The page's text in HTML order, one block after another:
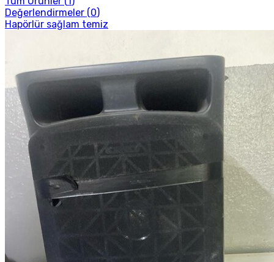
Değerlendirmeler (0)
Hapörlür sağlam temiz